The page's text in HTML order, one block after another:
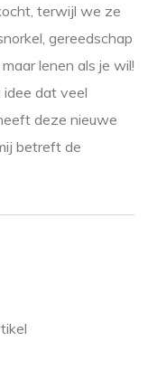
terwijl we ze
gereedschap
lenen als je wil!
dat veel
deze nieuwe
betreft de